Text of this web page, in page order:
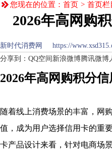
您现在的位置： 首页 > 首页栏
2026年高网购
新时代消费网 https://
分享到： QQ空间 新浪微博腾讯微博
2026年高网购积分
随着线上消费场景的丰富，网
值，成为用户选择信用卡的重
卡产品设计来看，针对电商场